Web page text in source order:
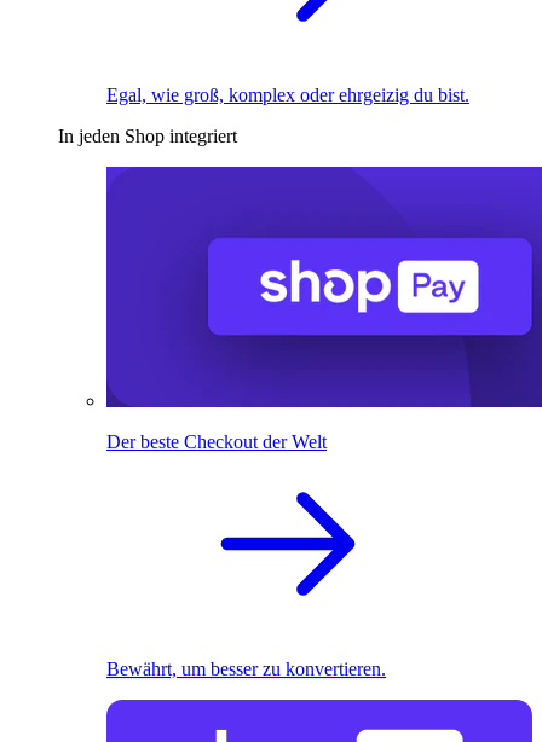
Egal, wie groß, komplex oder ehrgeizig du bist.
In jeden Shop integriert
Der beste Checkout der Welt
Bewährt, um besser zu konvertieren.